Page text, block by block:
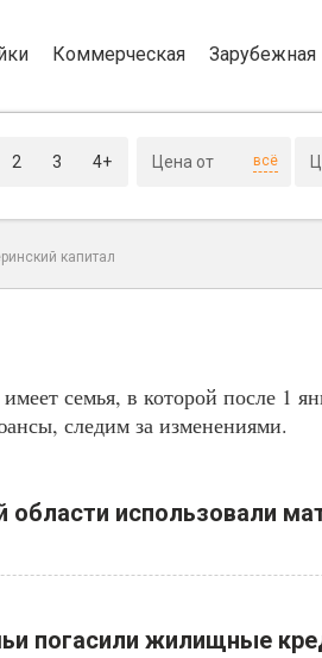
Коммерческая Зарубежная
2 3 4+ всё
капитал
семья, в которой после 1
следим за изменениями.
использовали
погасили жилищные